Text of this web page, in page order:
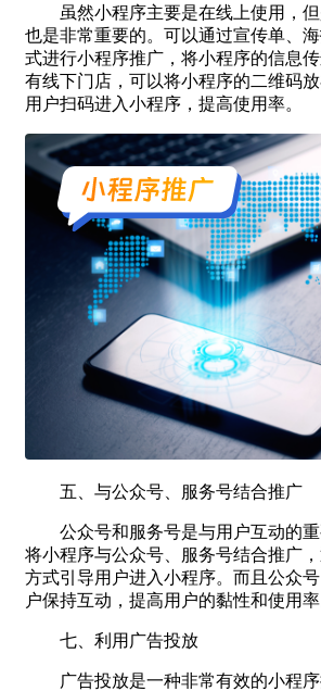
虽然小程序主要是在线上使用，但
也是非常重要的。可以通过宣传单、
式进行小程序推广，将小程序的信息
有线下门店，可以将小程序的二维码
用户扫码进入小程序，提高使用率。
五、与公众号、服务号结合推广
公众号和服务号是与用户互动的重
将小程序与公众号、服务号结合推广
方式引导用户进入小程序。而且公众
户保持互动，提高用户的黏性和使用率
七、利用广告投放
广告投放是一种非常有效的小程序